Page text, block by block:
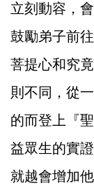
立刻動容，
鼓勵弟子前
菩提心和究
則不同，從
的而登上『
益眾生的實
就越會增加